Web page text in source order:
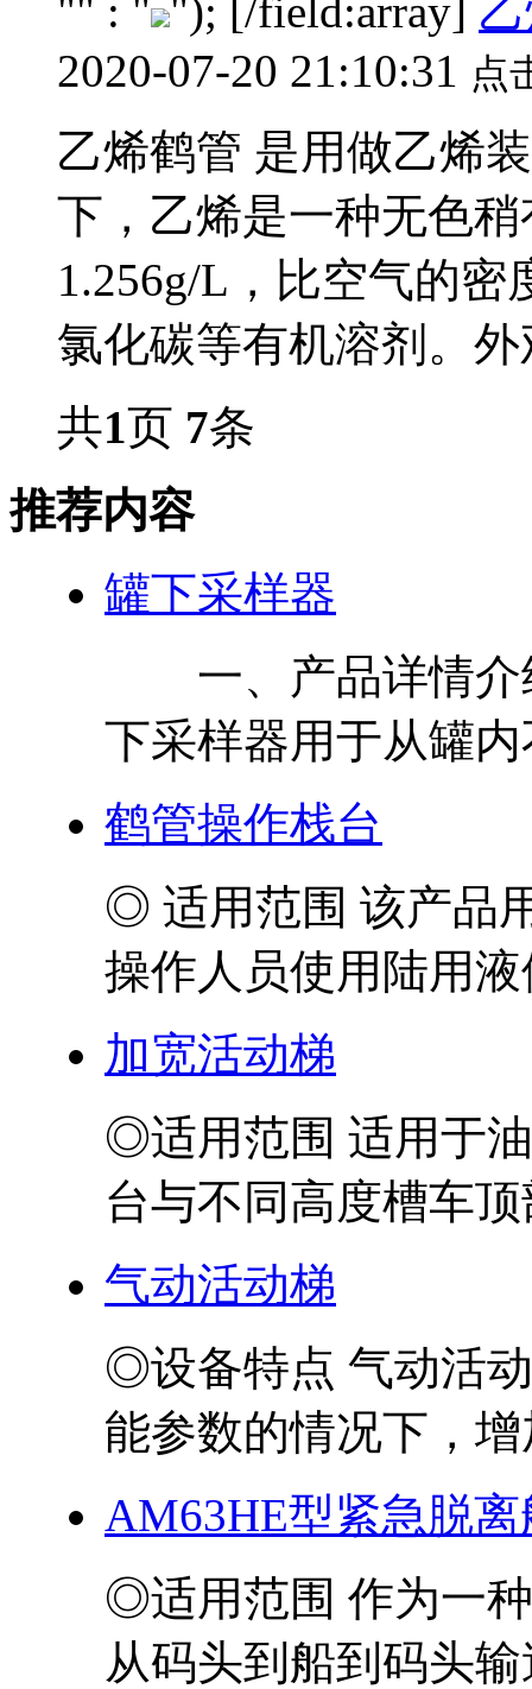
"" : " "); [/field:array]
2020-07-20 21:10:31 点
乙烯鹤管 是用做乙烯
下，乙烯是一种无色
1.256g/L，比空气的
氯化碳等有机溶剂。
共1页 7条
推荐内容
罐下采样器
一、产品详情
下采样器用于从罐
鹤管操作栈台
◎ 适用范围 该产品
操作人员使用陆用
加宽活动梯
◎适用范围 适用于
台与不同高度槽车
气动活动梯
◎设备特点 气动活
能参数的情况下，
AM63HE型紧急脱
◎适用范围 作为一
从码头到船到码头